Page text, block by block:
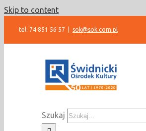
Skip to content
tel: 74 851 56 57 sok@sok.com.pl
Szukaj